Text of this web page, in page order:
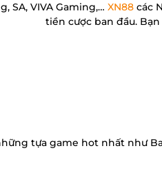
SA, VIVA Gaming,… XN88 các
tiền cược ban đầu.
tựa game hot nhất như